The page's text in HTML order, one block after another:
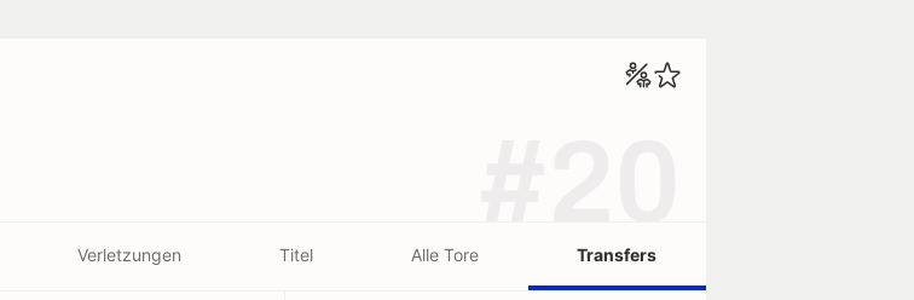
Verletzungen Titel Alle Tore Transfers